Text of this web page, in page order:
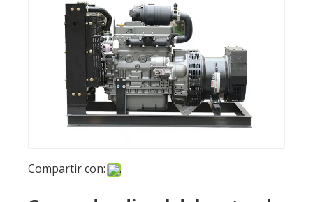
Compartir con:
Generador diesel del motor de
18KVA Yanmar 4TNV88-GGE